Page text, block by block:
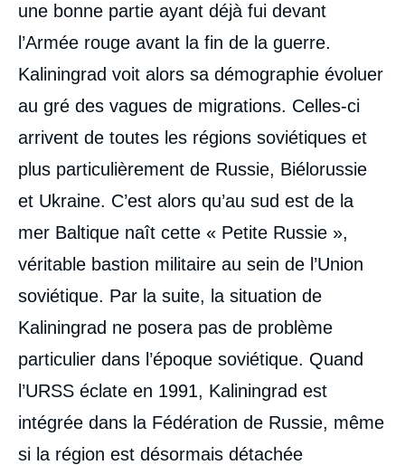
une bonne partie ayant déjà fui devant
l’Armée rouge avant la fin de la guerre.
Kaliningrad voit alors sa démographie évoluer
au gré des vagues de migrations. Celles-ci
arrivent de toutes les régions soviétiques et
plus particulièrement de Russie, Biélorussie
et Ukraine. C’est alors qu’au sud est de la
mer Baltique naît cette « Petite Russie »,
véritable bastion militaire au sein de l’Union
soviétique. Par la suite, la situation de
Kaliningrad ne posera pas de problème
particulier dans l’époque soviétique. Quand
l’URSS éclate en 1991, Kaliningrad est
intégrée dans la Fédération de Russie, même
si la région est désormais détachée